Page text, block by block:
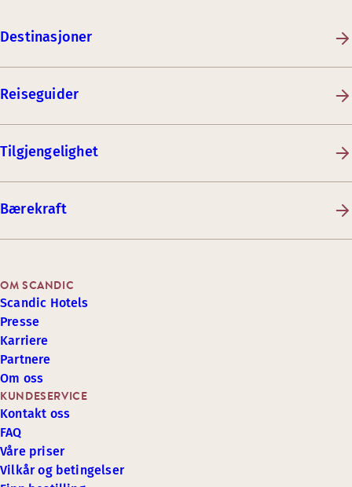
Destinasjoner
Reiseguider
Tilgjengelighet
Bærekraft
KUNDESERVICE
Kontakt oss
FAQ
Våre priser
Vilkår og betingelser
OM SCANDIC
Scandic Hotels
Presse
Karriere
Partnere
Om oss